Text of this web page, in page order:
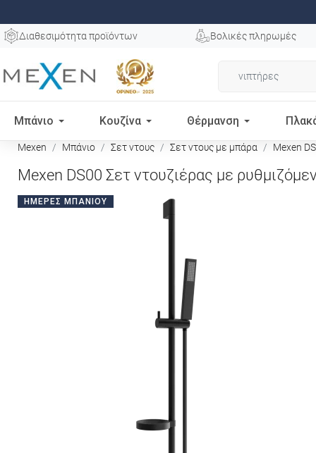
Διαθεσιμότητα προϊόντων Βολικές πληρωμές
Μπάνιο Κουζίνα Θέρμανση
Mexen Μπάνιο Σετ ντους Σετ ντους με μπάρα Mexen
Mexen DS00 Σετ ντουζιέρας με
ΗΜΈΡΕΣ ΜΠΆΝΙΟΥ